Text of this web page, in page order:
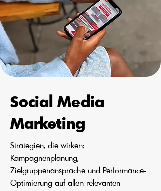
Social Media
Marketing
Strategien, die wirken:
Kampagnenplanung,
Zielgruppenansprache und Performance-
Optimierung auf allen relevanten